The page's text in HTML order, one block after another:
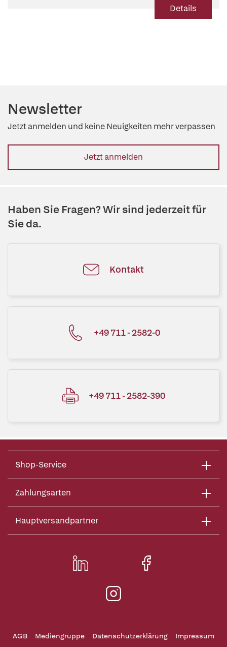
Details
Newsletter
Jetzt anmelden und keine Neuigkeiten mehr verpassen
Jetzt anmelden
Haben Sie Fragen? Wir sind jederzeit für
Sie da.
Kontakt
+49 711 - 2582-0
+49 711 - 2582-390
Shop-Service
Zahlungsarten
Hauptversandpartner
AGB Mediengruppe Datenschutzerklärung
Impressum